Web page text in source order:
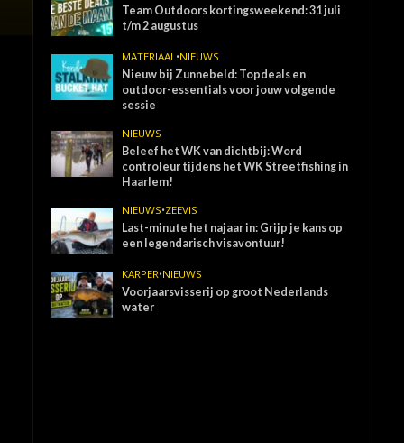
Team Outdoors kortingsweekend: 31 juli
t/m 2 augustus
MATERIAAL •NIEUWS
Nieuw bij Zunnebeld: Topdeals en
outdoor-essentials voor jouw volgende
sessie
NIEUWS
Beleef het WK van dichtbij: Word
controleur tijdens het WK Streetfishing in
Haarlem!
NIEUWS•ZEEVIS
Last-minute het najaar in: Grijp je kans op
een legendarisch visavontuur!
KARPER•NIEUWS
Voorjaarsvisserij op groot Nederlands
water